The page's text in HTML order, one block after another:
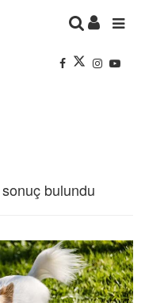
bulundu